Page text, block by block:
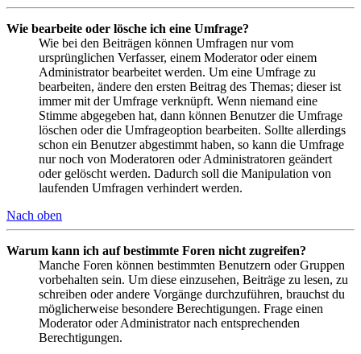
Wie bearbeite oder lösche ich eine Umfrage?
Wie bei den Beiträgen können Umfragen nur vom
ursprünglichen Verfasser, einem Moderator oder einem
Administrator bearbeitet werden. Um eine Umfrage zu
bearbeiten, ändere den ersten Beitrag des Themas; dieser ist
immer mit der Umfrage verknüpft. Wenn niemand eine
Stimme abgegeben hat, dann können Benutzer die Umfrage
löschen oder die Umfrageoption bearbeiten. Sollte allerdings
schon ein Benutzer abgestimmt haben, so kann die Umfrage
nur noch von Moderatoren oder Administratoren geändert
oder gelöscht werden. Dadurch soll die Manipulation von
laufenden Umfragen verhindert werden.
Nach oben
Warum kann ich auf bestimmte Foren nicht zugreifen?
Manche Foren können bestimmten Benutzern oder Gruppen
vorbehalten sein. Um diese einzusehen, Beiträge zu lesen, zu
schreiben oder andere Vorgänge durchzuführen, brauchst du
möglicherweise besondere Berechtigungen. Frage einen
Moderator oder Administrator nach entsprechenden
Berechtigungen.